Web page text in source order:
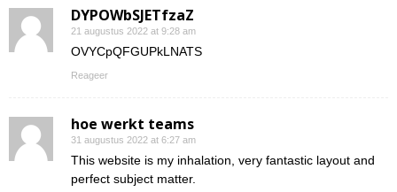
DYPOWbSJETfzaZ
21 augustus 2022 at 9:28 am
OVYCpQFGUPkLNATS
Reageer
hoe werkt teams
31 augustus 2022 at 6:27 am
This website is my inhalation, very fantastic layout and
perfect subject matter.